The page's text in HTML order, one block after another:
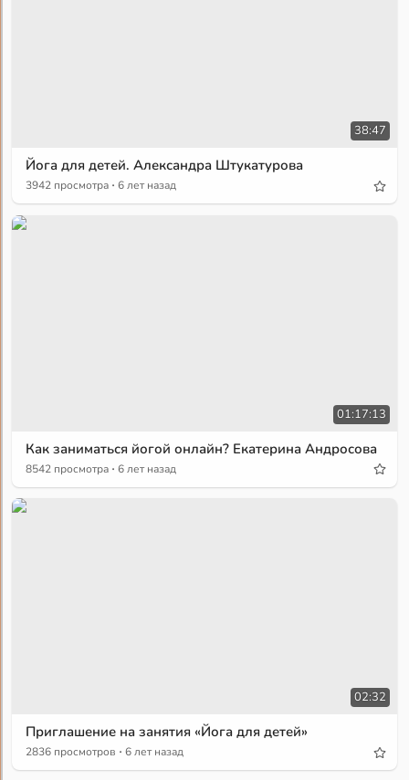
38:47
Йога для детей. Александра Штукатурова
3942 просмотра · 6 лет назад
01:17:13
Как заниматься йогой онлайн? Екатерина Андросова
8542 просмотра · 6 лет назад
02:32
Приглашение на занятия «Йога для детей»
2836 просмотров · 6 лет назад